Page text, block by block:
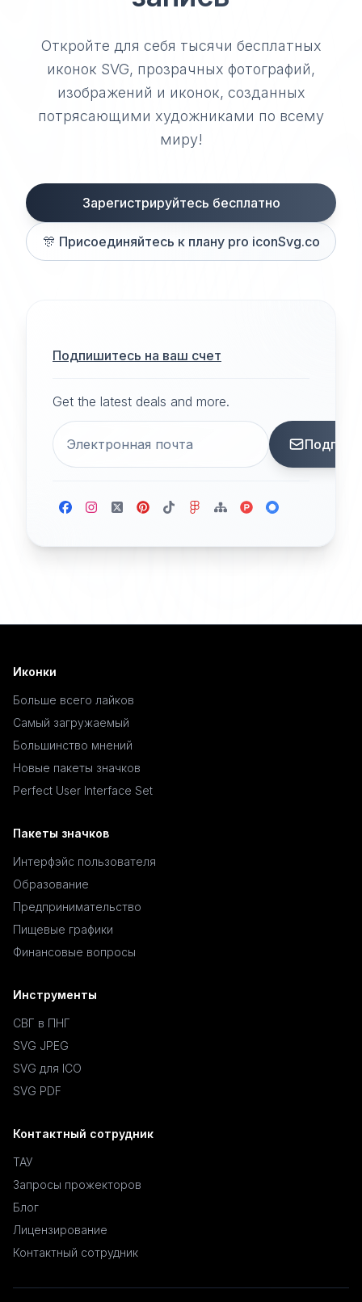
Откройте для себя тысячи бесплатных
иконок SVG, прозрачных фотографий,
изображений и иконок, созданных
потрясающими художниками по всему
миру!
Зарегистрируйтесь бесплатно
🎊 Присоединяйтесь к плану pro iconSvg.co
Подпишитесь на ваш счет
Get the latest deals and more.
Иконки
Больше всего лайков
Самый загружаемый
Большинство мнений
Новые пакеты значков
Perfect User Interface Set
Пакеты значков
Интерфэйс пользователя
Образование
Предпринимательство
Пищевые графики
Финансовые вопросы
Инструменты
СВГ в ПНГ
SVG JPEG
SVG для ICO
SVG PDF
Контактный сотрудник
ТАУ
Запросы прожекторов
Блог
Лицензирование
Контактный сотрудник